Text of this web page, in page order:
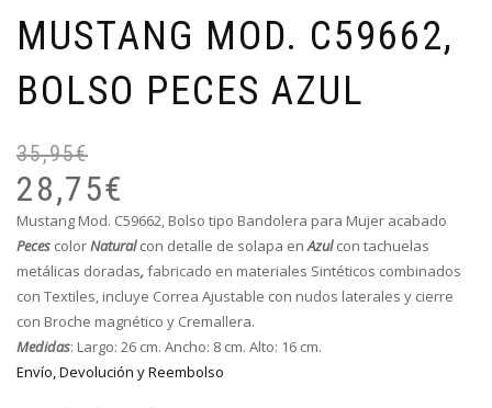
MUSTANG MOD. C59662,
BOLSO PECES AZUL
35,95€
28,75€
Mustang Mod. C59662, Bolso tipo Bandolera para Mujer acabado
Peces colorNaturalcon detalle de solapa enAzulcon tachuelas
metálicas doradas,fabricado en materiales Sintéticos combinados
con Textiles, incluye Correa Ajustable con nudos laterales y cierre
con Broche magnético y Cremallera.
Medidas: Largo: 26 cm. Ancho: 8 cm. Alto: 16 cm.
Envío, Devolución y Reembolso